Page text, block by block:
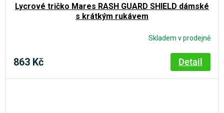
Lycrové tričko Mares RASH GUARD SHIELD dámské
s krátkým rukávem
Skladem v prodejně
863 Kč Detail